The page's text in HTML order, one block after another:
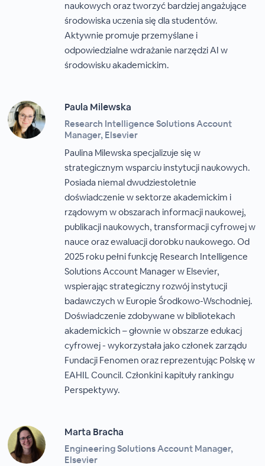
naukowych oraz tworzyć bardziej angażujące
środowiska uczenia się dla studentów.
Aktywnie promuje przemyślane i
odpowiedzialne wdrażanie narzędzi AI w
środowisku akademickim.
Paula Milewska
Research Intelligence Solutions Account
Manager, Elsevier
Paulina Milewska specjalizuje się w
strategicznym wsparciu instytucji naukowych.
Posiada niemal dwudziestoletnie
doświadczenie w sektorze akademickim i
rządowym w obszarach informacji naukowej,
publikacji naukowych, transformacji cyfrowej w
nauce oraz ewaluacji dorobku naukowego. Od
2025 roku pełni funkcję Research Intelligence
Solutions Account Manager w Elsevier,
wspierając strategiczny rozwój instytucji
badawczych w Europie Środkowo-Wschodniej.
Doświadczenie zdobywane w bibliotekach
akademickich – głownie w obszarze edukacj
cyfrowej - wykorzystała jako członek zarządu
Fundacji Fenomen oraz reprezentując Polskę w
EAHIL Council. Członkini kapituły rankingu
Perspektywy.
Marta Bracha
Engineering Solutions Account Manager,
Elsevier